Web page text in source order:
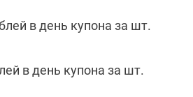
в день купона за шт.
в день купона за шт.